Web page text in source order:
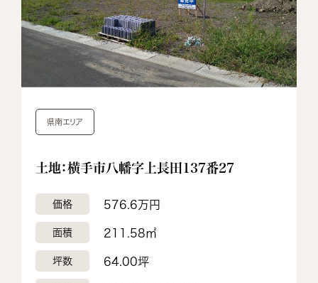
土地：横手市八幡字上長田137番27
県南エリア
価格 576.6万円
面積 211.58㎡
坪数 64.00坪